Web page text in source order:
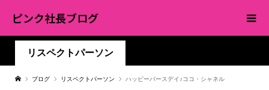
ピンク社長ブログ
リスペクトパーソン
ブログ リスペクトパーソン ハッピーバースデイ♪ココ・シャネル